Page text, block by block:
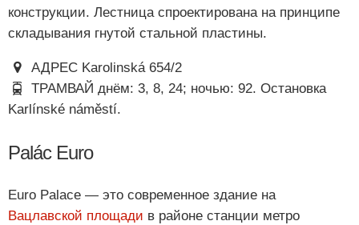
конструкции. Лестница спроектирована на принципе
складывания гнутой стальной пластины.
АДРЕС Karolinská 654/2
ТРАМВАЙ днём: 3, 8, 24; ночью: 92. Остановка
Karlínské náměstí.
Palác Euro
Euro Palace — это современное здание на
Вацлавской площади в районе станции метро